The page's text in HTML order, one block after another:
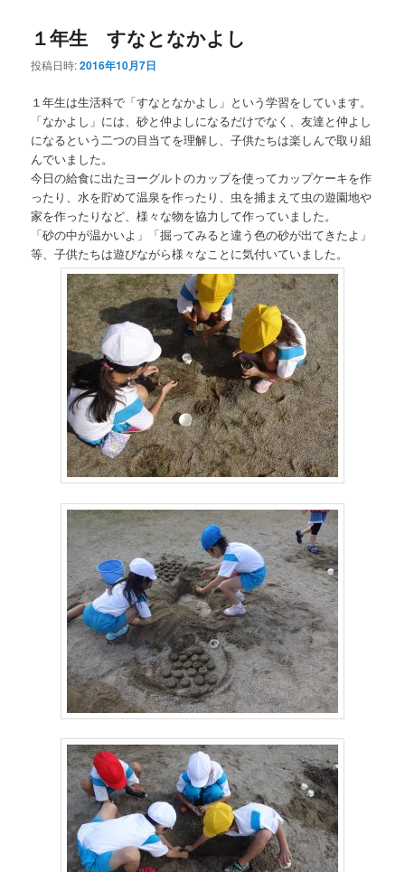
１年生 すなとなかよし
投稿日時:2016年10月7日
１年生は生活科で「すなとなかよし」という学習をしています。
「なかよし」には、砂と仲よしになるだけでなく、友達と仲よし
になるという二つの目当てを理解し、子供たちは楽しんで取り組
んでいました。
今日の給食に出たヨーグルトのカップを使ってカップケーキを作
ったり、水を貯めて温泉を作ったり、虫を捕まえて虫の遊園地や
家を作ったりなど、様々な物を協力して作っていました。
「砂の中が温かいよ」「掘ってみると違う色の砂が出てきたよ」
等、子供たちは遊びながら様々なことに気付いていました。